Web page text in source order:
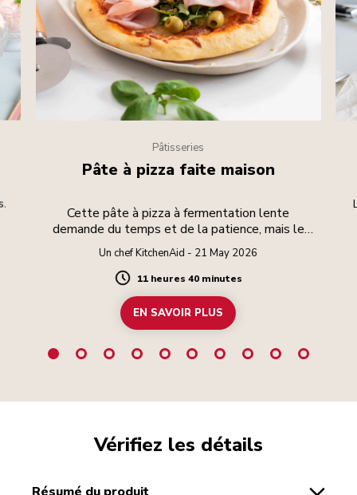
Pâtisseries
Pâte à pizza faite maison
Cette pâte à pizza à fermentation lente
demande du temps et de la patience, mais le
résultat en vaut la peine.
Un chef KitchenAid - 21 May 2026
Duration
11 heures 40 minutes
EN SAVOIR PLUS
Vérifiez les détails